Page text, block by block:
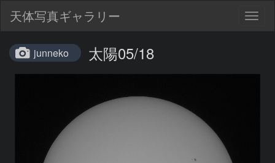
天体写真ギャラリー
junneko 太陽05/18